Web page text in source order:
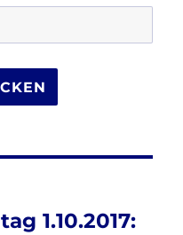
1.10.2017: